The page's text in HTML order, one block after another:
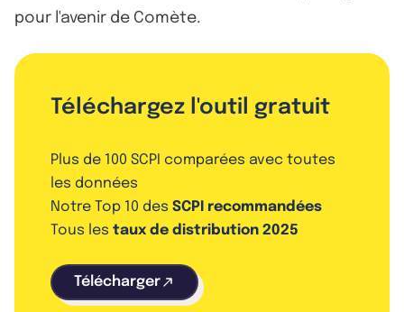
pour l'avenir de Comète.
Téléchargez l'outil gratuit
Plus de 100 SCPI comparées avec toutes
les données
Notre Top 10 des SCPI recommandées
Tous les taux de distribution 2025
Télécharger